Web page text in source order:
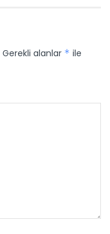
Gerekli alanlar * ile